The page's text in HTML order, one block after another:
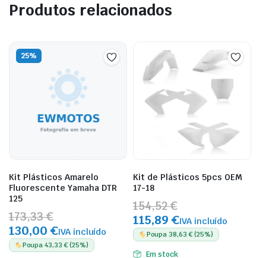
Produtos relacionados
25%
Kit Plásticos Amarelo
Fluorescente Yamaha DTR
125
173,33 €
130,00 €IVA incluído
Poupa 43,33 € (25%)
Kit de Plásticos 5pcs OEM
17-18
154,52 €
115,89 €IVA incluído
Poupa 38,63 € (25%)
Em stock